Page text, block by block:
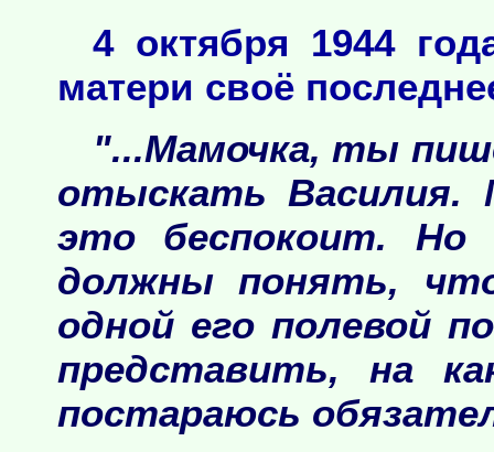
4 октября 1944
матери своё
"...Мамочка, ты
отыскать Василия.
это беспокоит.
должны понять,
одной его полевой
представить, на
постараюсь